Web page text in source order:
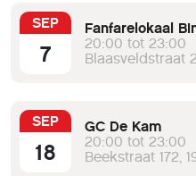
SEP
7
Fanfarelokaal
20:00 tot 23:00
Blaasveldstraat
SEP
18
GC De Kam
20:00 tot 23:00
Beekstraat 172,